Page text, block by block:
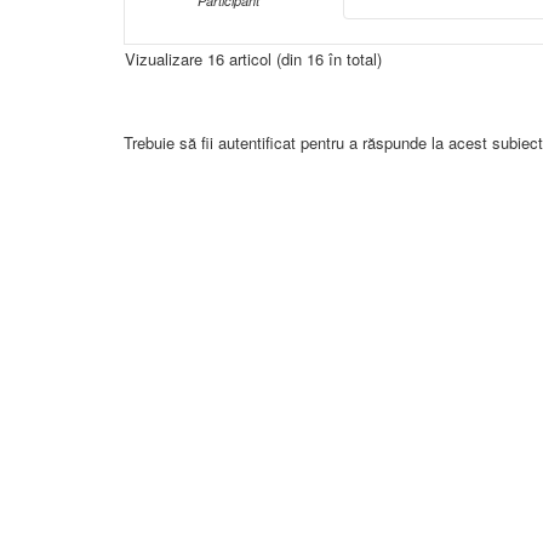
Vizualizare 16 articol (din 16 în total)
Trebuie să fii autentificat pentru a răspunde la acest